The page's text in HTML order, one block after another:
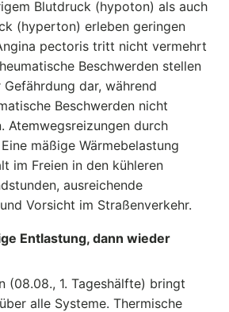
Blutdruck (hypoton) als auch
(hyperton) erleben geringen
pectoris tritt nicht vermehrt
Beschwerden stellen
dar, während
Beschwerden nicht
Atemwegsreizungen durch
mäßige Wärmebelastung
im Freien in den kühleren
ausreichende
Vorsicht im Straßenverkehr.
Entlastung, dann wieder
(08.08., 1. Tageshälfte) bringt
alle Systeme. Thermische